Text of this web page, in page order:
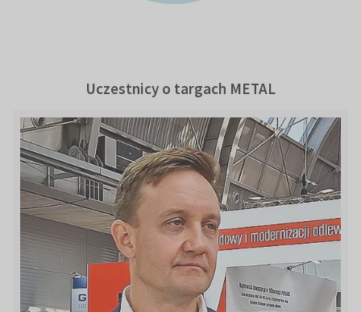
Uczestnicy o targach METAL